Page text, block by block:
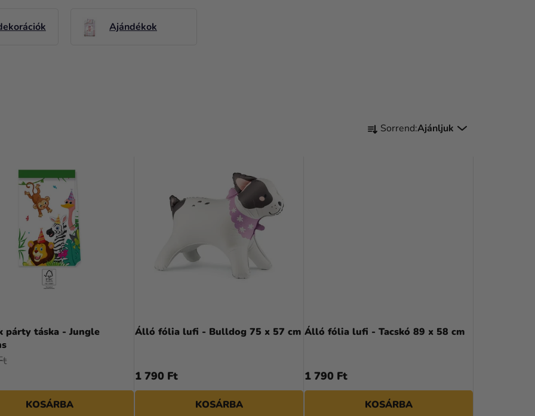
Ajándékok
T
N
Z
Sorrend:Ajánljuk
párty táska - Jungle
KOSÁRBA
Álló fólia lufi - Bulldog 75 x 57 cm
1 790 Ft
KOSÁRBA
Álló fólia lufi - Tacskó 89 x 58 cm
1 790 Ft
KOSÁRBA